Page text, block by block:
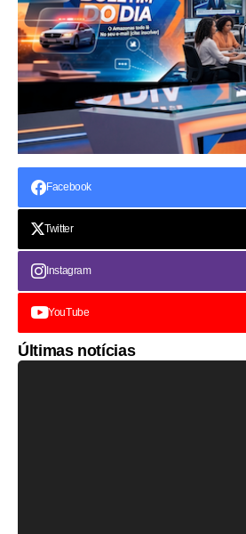
Facebook
Twitter
Instagram
YouTube
Últimas notícias